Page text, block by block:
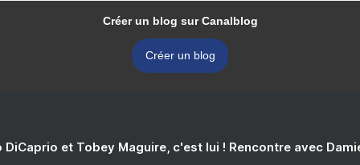
Créer un blog sur Canalblog
Créer un blog
DiCaprio et Tobey Maguire, c'est lui ! Rencontre avec